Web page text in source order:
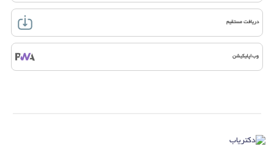
دریافت مستقیم
وب‌اپلیکیشن